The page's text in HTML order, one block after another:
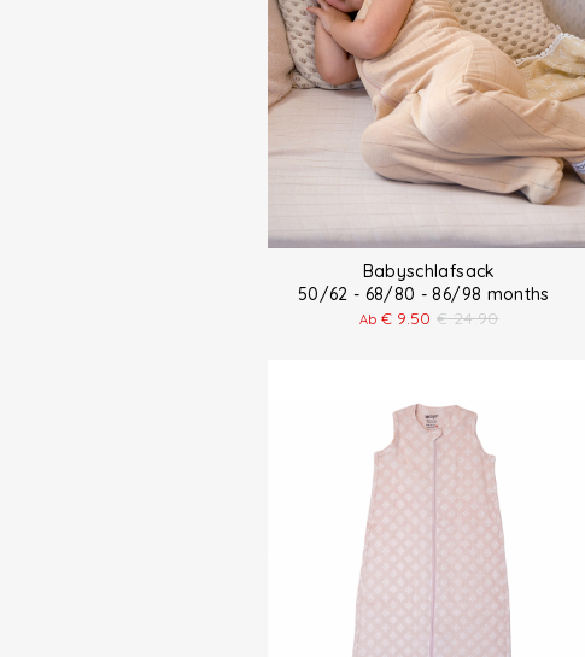
Babyschlafsack
50/62 - 68/80 - 86/98 months
Ab € 9.50 € 24.90